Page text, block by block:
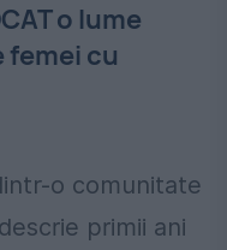
o lume
cu
o comunitate
primii ani